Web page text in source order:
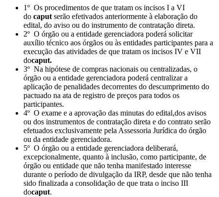
1º Os procedimentos de que tratam os incisos I a VI
do caputserão efetivados anteriormente à elaboração do
edital, do aviso ou do instrumento de contratação direta.
2º O órgão ou a entidade gerenciadora poderá solicitar
auxílio técnico aos órgãos ou às entidades participantes para a
execução das atividades de que tratam os incisos IV e VII
docaput.
3º Na hipótese de compras nacionais ou centralizadas, o
órgão ou a entidade gerenciadora poderá centralizar a
aplicação de penalidades decorrentes do descumprimento do
pactuado na ata de registro de preços para todos os
participantes.
4º O exame e a aprovação das minutas do edital,dos avisos
ou dos instrumentos de contratação direta e do contrato serão
efetuados exclusivamente pela Assessoria Jurídica do órgão
ou da entidade gerenciadora.
5º O órgão ou a entidade gerenciadora deliberará,
excepcionalmente, quanto à inclusão, como participante, de
órgão ou entidade que não tenha manifestado interesse
durante o período de divulgação da IRP, desde que não tenha
sido finalizada a consolidação de que trata o inciso III
docaput.